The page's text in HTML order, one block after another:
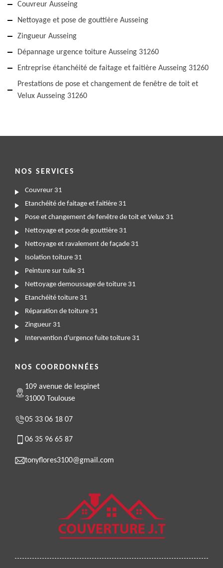
Couvreur Ausseing
Nettoyage et pose de gouttière Ausseing
Zingueur Ausseing
Dépannage urgence toiture Ausseing 31260
Entreprise étanchéité de faitage et faitière Ausseing 31260
Prestations de pose et changement de fenêtre de toit et
Velux Ausseing 31260
NOS SERVICES
Couvreur 31
Etanchéité de faitage et faitière 31
Pose et changement de fenêtre de toit et Velux 31
Nettoyage et pose de gouttière 31
Nettoyage et ravalement de façade 31
Isolation toiture 31
Peinture sur tuile 31
Nettoyage demoussage de toiture 31
Etanchéité toiture 31
Réparation de toiture 31
Zingueur 31
Intervention d'urgence fuite toiture 31
NOS COORDONNÉES
109 avenue de lespinet
31000 Toulouse
05 33 06 18 07
06 35 96 65 87
tonyflores3100@gmail.com